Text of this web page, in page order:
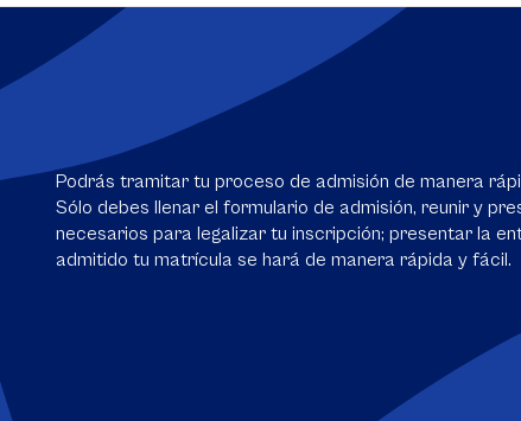
Podrás tramitar tu proceso de admisión de manera
Sólo debes llenar el formulario de admisión, reunir y
necesarios para legalizar tu inscripción; presentar la
admitido tu matrícula se hará de manera rápida y fácil.